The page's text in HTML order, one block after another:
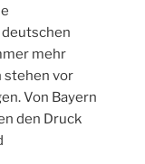
mehr
stehen vor
Von Bayern
den Druck